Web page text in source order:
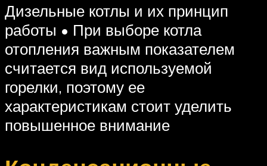
Дизельные котлы и их принцип
работы • При выборе котла
отопления важным показателем
считается вид используемой
горелки, поэтому ее
характеристикам стоит уделить
повышенное внимание